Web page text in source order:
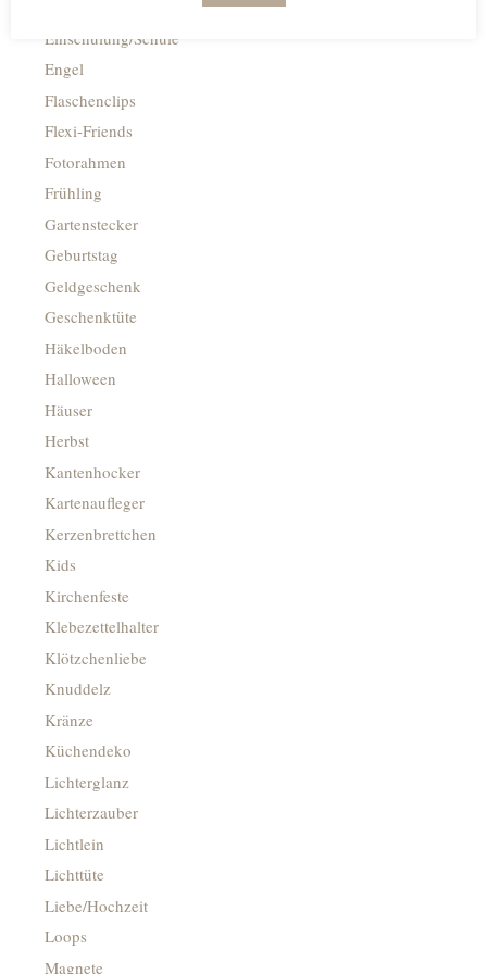
Einschulung/Schule
Engel
Flaschenclips
Flexi-Friends
Fotorahmen
Frühling
Gartenstecker
Geburtstag
Geldgeschenk
Geschenktüte
Häkelboden
Halloween
Häuser
Herbst
Kantenhocker
Kartenaufleger
Kerzenbrettchen
Kids
Kirchenfeste
Klebezettelhalter
Klötzchenliebe
Knuddelz
Kränze
Küchendeko
Lichterglanz
Lichterzauber
Lichtlein
Lichttüte
Liebe/Hochzeit
Loops
Magnete